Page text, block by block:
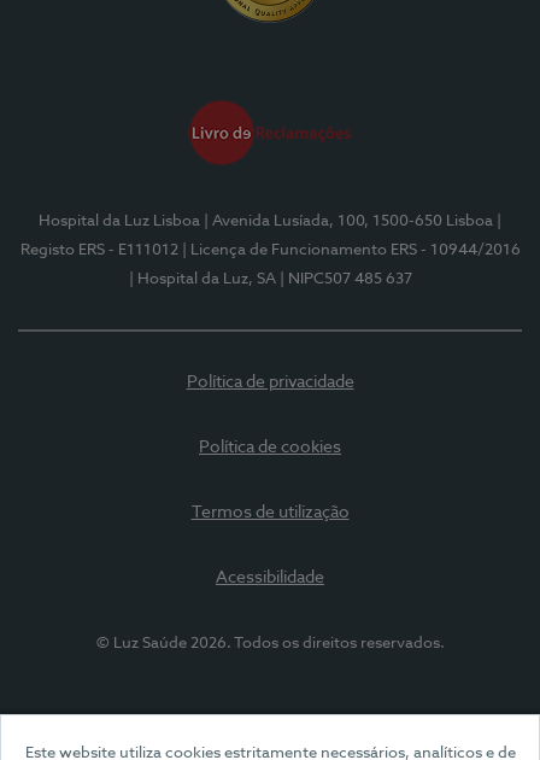
Este website utiliza cookies estritamente necessários, analíticos e de
Hospital da Luz Lisboa | Avenida Lusíada, 100, 1500-650 Lisboa
Registo ERS - E111012
| Licença de Funcionamento ERS - 10944/2016
| Hospital da Luz, SA
| NIPC507 485 637
Política de privacidade
Política de cookies
Termos de utilização
Acessibilidade
© Luz Saúde 2026. Todos os direitos reservados.